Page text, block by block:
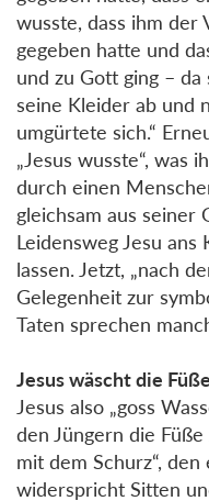
wusste, dass ihm der
gegeben hatte und
und zu Gott ging –
seine Kleider ab und
umgürtete sich.“
„Jesus wusste“, was
durch einen
gleichsam aus seiner
Leidensweg Jesu
lassen. Jetzt, „nach
Gelegenheit zur
Taten sprechen
Jesus wäscht die
Jesus also „goss
den Jüngern die
mit dem Schurz“,
widerspricht Sitten